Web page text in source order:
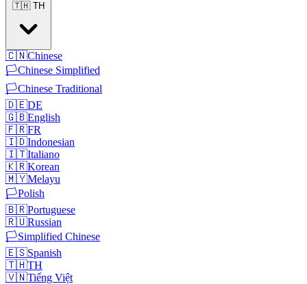
🇹🇭 TH
🇨🇳Chinese
🏳️Chinese Simplified
🏳️Chinese Traditional
🇩🇪DE
🇬🇧English
🇫🇷FR
🇮🇩Indonesian
🇮🇹Italiano
🇰🇷Korean
🇲🇾Melayu
🏳️Polish
🇧🇷Portuguese
🇷🇺Russian
🏳️Simplified Chinese
🇪🇸Spanish
🇹🇭TH
🇻🇳Tiếng Việt